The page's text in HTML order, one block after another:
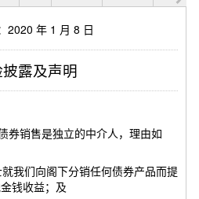
2020 年 1 月 8 日
露及声明
券销售是独立的中介人，理由如
我们向阁下分销任何债券产品而提
钱收益；及